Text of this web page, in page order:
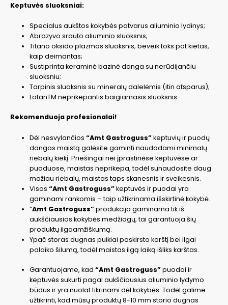
Keptuvės sluoksniai:
Specialus aukštos kokybės patvarus aliuminio lydinys;
Abrazyvo srauto aliuminio sluoksnis;
Titano oksido plazmos sluoksnis; beveik toks pat kietas,
kaip deimantas;
Sustiprinta keraminė bazinė danga su nerūdijančiu
sluoksniu;
Tarpinis sluoksnis su mineralų dalelėmis (itin atsparus);
LotanTM neprikepantis baigiamasis sluoksnis.
Rekomenduoja profesionalai!
Dėl nesvylančios“Amt Gastroguss”keptuvių ir puodų
dangos maistą galėsite gaminti naudodami minimalų
riebalų kiekį. Priešingai nei įprastinėse keptuvėse ar
puoduose, maistas neprikepa, todėl sunaudosite daug
mažiau riebalų, maistas taps skanesnis ir sveikesnis.
Visos“Amt Gastroguss”keptuvės ir puodai yra
gaminami rankomis – taip užtikrinama išskirtinė kokybė.
“Amt Gastroguss”produkcija gaminama tik iš
aukščiausios kokybės medžiagų, tai garantuoja šių
produktų ilgaamžiškumą.
Ypač storas dugnas puikiai paskirsto karštį bei ilgai
palaiko šilumą, todėl maistas ilgą laiką išliks karštas.
Garantuojame, kad“Amt Gastroguss”puodai ir
keptuvės sukurti pagal aukščiausius aliuminio lydymo
būdus ir yra nuolat tikrinami dėl kokybės. Todėl galime
užtikrinti, kad mūsų produktų 8-10 mm storio dugnas